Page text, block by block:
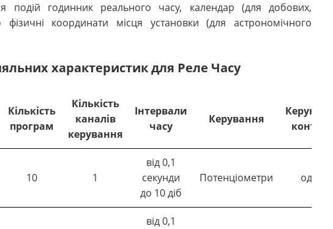
подій годинник реального часу, календар (для добових,
координати місця установки (для астрономічного
характеристик для Реле Часу
Кількість
програм
Кількість
каналів
керування
Інтервали
часу
Керування
Керуючий
контакт
10 1
від 0,1
секунди
до 10 діб
Потенціометри один
від 0,1